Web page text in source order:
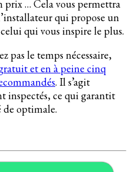
prix … Cela vous permettra
qui propose un
qui vous inspire le plus.
pas le temps nécessaire,
et en à peine cinq
. Il s’agit
inspectés, ce qui garantit
de optimale.